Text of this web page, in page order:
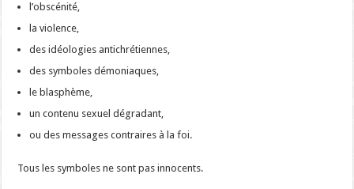
l’obscénité,
la violence,
des idéologies antichrétiennes,
des symboles démoniaques,
le blasphème,
un contenu sexuel dégradant,
ou des messages contraires à la foi.
Tous les symboles ne sont pas innocents.